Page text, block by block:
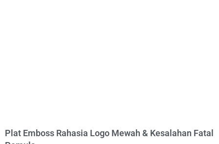
Plat Emboss Rahasia Logo Mewah & Kesalahan Fatal